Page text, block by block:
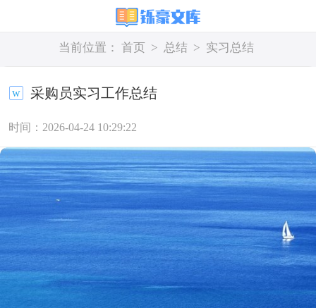
当前位置： 首页 > 总结 > 实习总结
采购员实习工作总结
时间：2026-04-24 10:29:22